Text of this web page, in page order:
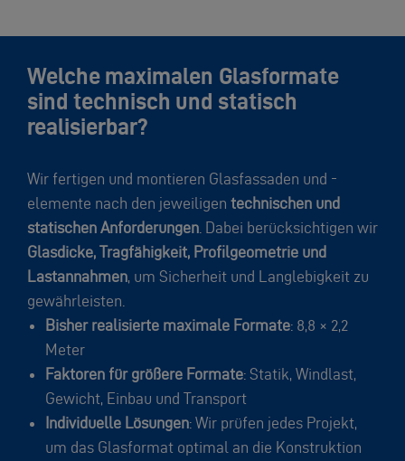
Welche maximalen Glasformate
sind technisch und statisch
realisierbar?
Wir fertigen und montieren Glasfassaden und -
elemente nach den jeweiligen technischen und
statischen Anforderungen . Dabei berücksichtigen wir
Glasdicke, Tragfähigkeit, Profilgeometrie und
Lastannahmen, um Sicherheit und Langlebigkeit zu
gewährleisten.
Bisher realisierte maximale Formate: 8,8 × 2,2
Meter
Faktoren für größere Formate: Statik, Windlast,
Gewicht, Einbau und Transport
Individuelle Lösungen: Wir prüfen jedes Projekt,
um das Glasformat optimal an die Konstruktion